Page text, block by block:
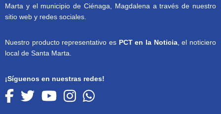
Marta y el municipio de Ciénaga, Magdalena a través de nuestro
sitio web y redes sociales.
Nuestro producto representativo es PCT en la Noticia, el noticiero
local de Santa Marta.
¡Síguenos en nuestras redes!